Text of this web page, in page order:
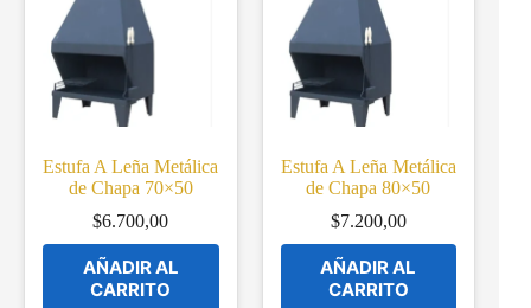
Estufa A Leña Metálica
de Chapa 70×50
$6.700,00
AÑADIR AL
CARRITO
Estufa A Leña Metálica
de Chapa 80×50
$7.200,00
AÑADIR AL
CARRITO